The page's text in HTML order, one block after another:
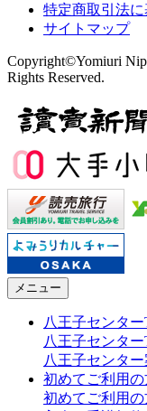
特定商取引法
サイトマップ
Copyright©Yomiuri
Rights Reserved.
メニュー
八王子センター
八王子センター
八王子センター
初めてご利用
初めてご利用